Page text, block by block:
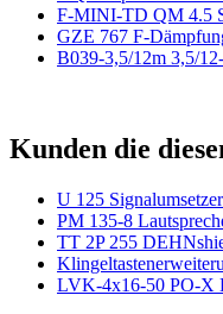
F-MINI-TD QM 4.5
GZE 767 F-
B039-3,5/12m 3,5/
Kunden die
U 125
PM 135-8
TT 2P 255
LVK-4x16-50 PO-X